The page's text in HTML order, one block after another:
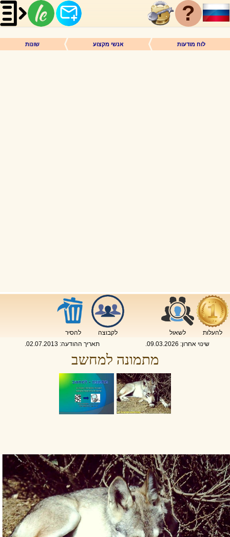
?
לוח מודעות אנשי מקצוע שונות
להעלות לשאול לקבוצה
להסיר
שינוי אחרון: 09.03.2026
. תאריך ההודעה: 02.07.2013
.
מתמונה למחשב